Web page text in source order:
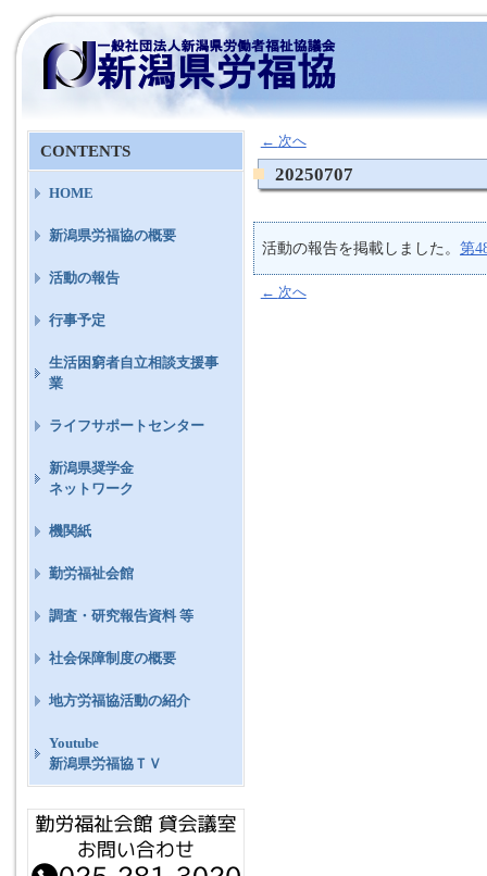
← 次へ
20250707
活動の報告を掲載しました。 第
← 次へ
CONTENTS
HOME
新潟県労福協の概要
活動の報告
行事予定
生活困窮者自立相談支援事
業
ライフサポートセンター
新潟県奨学金
ネットワーク
機関紙
勤労福祉会館
調査・研究報告資料 等
社会保障制度の概要
地方労福協活動の紹介
Youtube
新潟県労福協ＴＶ